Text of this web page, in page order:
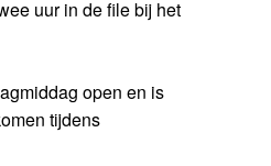
uur in de file bij het
open en is
tijdens